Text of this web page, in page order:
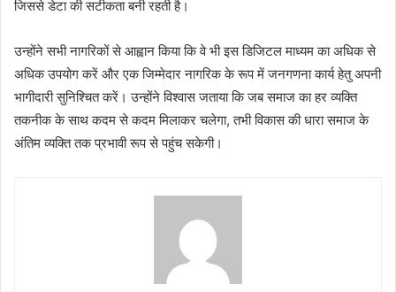
जिससे डेटा की सटीकता बनी रहती है।
उन्होंने सभी नागरिकों से आह्वान किया कि वे भी इस डिजिटल माध्यम का अधिक से
अधिक उपयोग करें और एक जिम्मेदार नागरिक के रूप में जनगणना कार्य हेतु अपनी
भागीदारी सुनिश्चित करें। उन्होंने विश्वास जताया कि जब समाज का हर व्यक्ति
तकनीक के साथ कदम से कदम मिलाकर चलेगा, तभी विकास की धारा समाज के
अंतिम व्यक्ति तक प्रभावी रूप से पहुंच सकेगी।